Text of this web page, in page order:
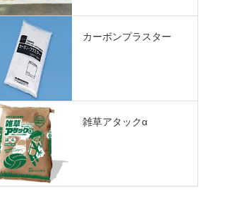
カーボンプラスター
雑草アタックα